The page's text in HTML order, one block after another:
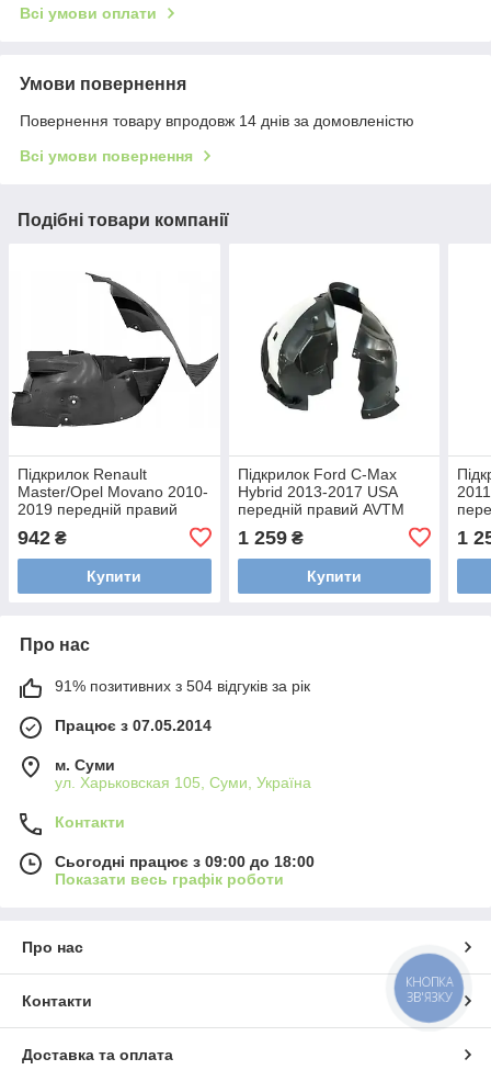
Всі умови оплати
Умови повернення
Повернення товару впродовж 14 днів за домовленістю
Всі умови повернення
Подібні товари компанії
Підкрилок Renault
Master/Opel Movano 2010-
2019 передній правий
638407725R AVTM
445629388
942 ₴
Купити
Підкрилок Ford C-Max
Hybrid 2013-2017 USA
передній правий AVTM
1 259₴
Купити
1
Про нас
91% позитивних з 504 відгуків за рік
Працює з 07.05.2014
м. Суми
ул. Харьковская 105, Суми, Україна
Контакти
Сьогодні працює з 09:00 до 18:00
Показати весь графік роботи
Про нас
Контакти
Доставка та оплата
КНОПКА
ЗВ'ЯЗКУ